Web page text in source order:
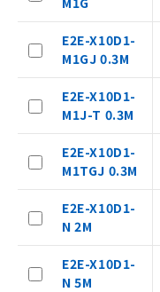
E2E-X10D1-
M1GJ 0.3M
E2E-X10D1-
M1J-T 0.3M
E2E-X10D1-
M1TGJ 0.3M
E2E-X10D1-
N 2M
E2E-X10D1-
N 5M
ご利用
以下の条件を
ご利用ください
商品の当
(税抜)を